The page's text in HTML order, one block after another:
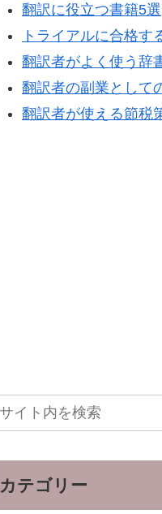
翻訳に役立つ書籍5選
トライアルに合格す
翻訳者がよく使う辞
翻訳者の副業として
翻訳者が使える節税
カテゴリー